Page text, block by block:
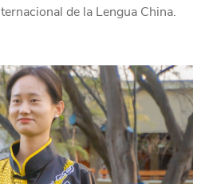
de la Lengua China.